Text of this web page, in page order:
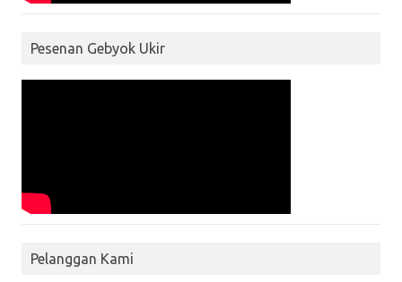
Pesenan Gebyok Ukir
Pelanggan Kami